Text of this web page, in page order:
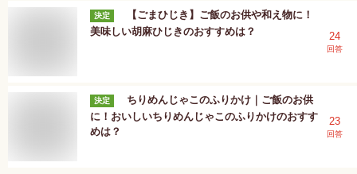
決定
【ごまひじき】ご飯のお供や和え物に！
美味しい胡麻ひじきのおすすめは？
24
回答
決定
ちりめんじゃこのふりかけ｜ご飯のお供
に！おいしいちりめんじゃこのふりかけのおすす
めは？
23
回答